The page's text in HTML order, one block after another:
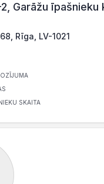
2, Garāžu
Rīga, LV-1021
SKAITA